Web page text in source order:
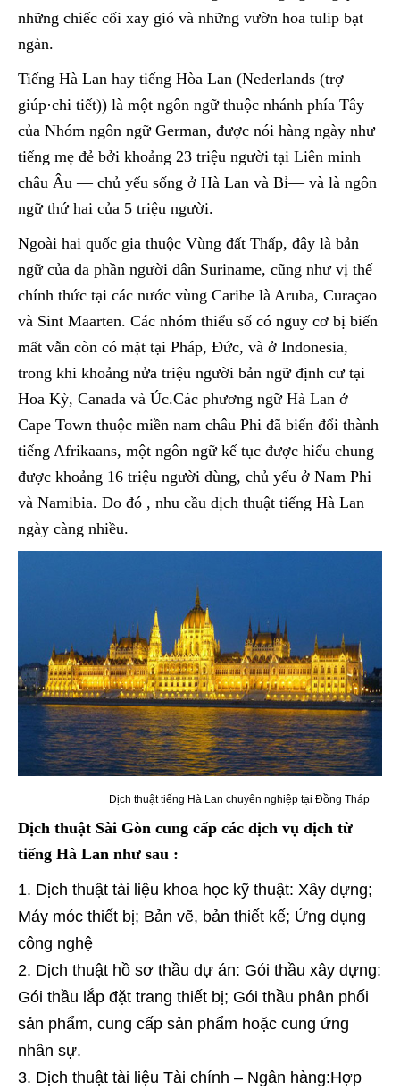
những chiếc cối xay gió và những vườn hoa tulip bạt
ngàn.
Tiếng Hà Lan hay tiếng Hòa Lan (Nederlands (trợ
giúp·chi tiết)) là một ngôn ngữ thuộc nhánh phía Tây
của Nhóm ngôn ngữ German, được nói hàng ngày như
tiếng mẹ đẻ bởi khoảng 23 triệu người tại Liên minh
châu Âu — chủ yếu sống ở Hà Lan và Bỉ— và là ngôn
ngữ thứ hai của 5 triệu người.
Ngoài hai quốc gia thuộc Vùng đất Thấp, đây là bản
ngữ của đa phần người dân Suriname, cũng như vị thế
chính thức tại các nước vùng Caribe là Aruba, Curaçao
và Sint Maarten. Các nhóm thiểu số có nguy cơ bị biến
mất vẫn còn có mặt tại Pháp, Đức, và ở Indonesia,
trong khi khoảng nửa triệu người bản ngữ định cư tại
Hoa Kỳ, Canada và Úc.Các phương ngữ Hà Lan ở
Cape Town thuộc miền nam châu Phi đã biến đổi thành
tiếng Afrikaans, một ngôn ngữ kế tục được hiểu chung
được khoảng 16 triệu người dùng, chủ yếu ở Nam Phi
và Namibia. Do đó , nhu cầu dịch thuật tiếng Hà Lan
ngày càng nhiều.
Dịch thuật tiếng Hà Lan chuyên nghiệp tại Đồng Tháp
Dịch thuật Sài Gòn cung cấp các dịch vụ dịch từ
tiếng Hà Lan như sau :
Dịch thuật tài liệu khoa học kỹ thuật: Xây dựng;
Máy móc thiết bị; Bản vẽ, bản thiết kế; Ứng dụng
công nghệ
Dịch thuật hồ sơ thầu dự án: Gói thầu xây dựng:
Gói thầu lắp đặt trang thiết bị; Gói thầu phân phối
sản phẩm, cung cấp sản phẩm hoặc cung ứng
nhân sự.
Dịch thuật tài liệu Tài chính – Ngân hàng:Hợp